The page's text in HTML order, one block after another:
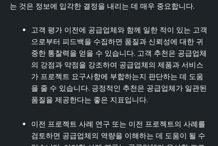
는 것은 정보에 입각한 결정을 내리는 데 매우 중요합니다.
고객 평가 이전에 공급업체와 함께 일한 적이 있는 고객
으로부터 피드백을 수집하면 품질과 신뢰성에 대한 귀
중한 통찰력을 얻을 수 있습니다. 고객 추천은 공급업체
의 강점과 약점을 강조하여 공급업체의 제품과 서비스
가 프로젝트 요구사항에 부합하는지 판단하는 데 도움
을 줄 수 있습니다. 긍정적인 추천은 공급업체가 일관된
품질을 제공한다는 좋은 지표입니다.
이전 프로젝트 사례 연구 또는 이전 프로젝트의 사례를
검토하면 공급업체의 역량을 이해하는 데 도움이 될 수